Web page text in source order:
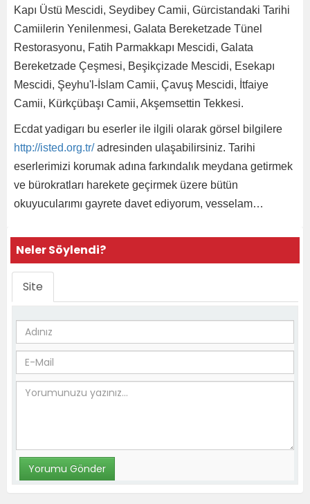
Kapı Üstü Mescidi, Seydibey Camii, Gürcistandaki Tarihi
Camiilerin Yenilenmesi, Galata Bereketzade Tünel
Restorasyonu, Fatih Parmakkapı Mescidi, Galata
Bereketzade Çeşmesi, Beşikçizade Mescidi, Esekapı
Mescidi, Şeyhu'l-İslam Camii, Çavuş Mescidi, İtfaiye
Camii, Kürkçübaşı Camii, Akşemsettin Tekkesi.
Ecdat yadigarı bu eserler ile ilgili olarak görsel bilgilere
http://isted.org.tr/adresinden ulaşabilirsiniz. Tarihi
eserlerimizi korumak adına farkındalık meydana getirmek
ve bürokratları harekete geçirmek üzere bütün
okuyucularımı gayrete davet ediyorum, vesselam…
Neler Söylendi?
Site